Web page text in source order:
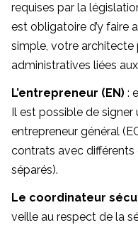
requises par la
est obligatoire d’y faire
simple, votre architecte
administratives liées
L’entrepreneur (EN) :
Il est possible de
entrepreneur général
contrats avec différents
séparés).
Le coordinateur
veille au respect de la